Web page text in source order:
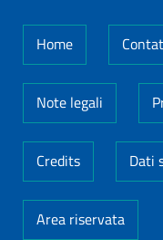
Home
Note legali
Credits Dati
Area riservata